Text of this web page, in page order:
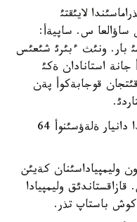
لايئقتئ
ساؤالعا س. ساپيةأ:
بار. ونئث ءبئرئ شئعئس
جانة استانادان ةكئ
قوجابةكوأ پةن
ايتا كةتةيئك، لوندون وليمپياداسئندا دانيار ةلةؤسئنوأ 64
وليمپياداسئنان كةيئن
قازاقستاندئق وليمپيادا